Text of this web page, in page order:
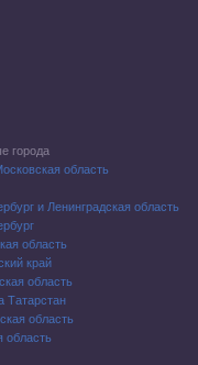
города
область
и Ленинградская область
область
край
область
Татарстан
область
область